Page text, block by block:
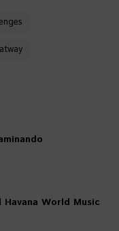
World Music